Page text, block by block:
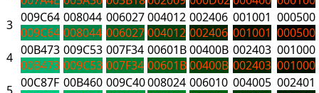
3 009C64
009C64
008044
008044
006027
006027
004012
004012
002406
002406
001001
001001
000500
000500
4 00B473
00B473
009C53
009C53
007F34
007F34
00601B
00601B
00400B
00400B
002403
002403
001000
001000
00C87F 00B460 009C40008024 006010 004005 002401